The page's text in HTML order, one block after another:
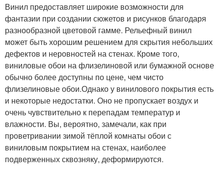
Винил предоставляет широкие возможности для
фантазии при создании сюжетов и рисунков благодаря
разнообразной цветовой гамме. Рельефный винил
может быть хорошим решением для скрытия небольших
дефектов и неровностей на стенах. Кроме того,
виниловые обои на флизелиновой или бумажной основе
обычно более доступны по цене, чем чисто
флизелиновые обои.Однако у винилового покрытия есть
и некоторые недостатки. Оно не пропускает воздух и
очень чувствительно к перепадам температур и
влажности. Вы, вероятно, замечали, как при
проветривании зимой тёплой комнаты обои с
виниловым покрытием на стенах, наиболее
подверженных сквозняку, деформируются.